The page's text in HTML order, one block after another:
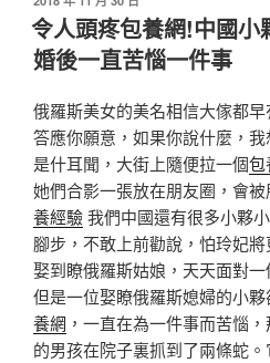
佈
於
令人頭疼包養網!中國小
婚後一直苦惱一件事
俄羅斯美女的美名相信大傢都
答應你願意，如果你說什麼，
是什耳聞，大街上隨便拉一個包
她們合影一張放在朋友圈，會被
養經驗我們中國還有很多小夥
腳步，不敢上前勸說，怕玲妃
娶到瞭俄羅斯姑娘，天天面對
但是一位娶瞭俄羅斯媳婦的小夥
養網 ，一直在為一件事而苦惱
的男孩在院子裏抓到了兩條蛇